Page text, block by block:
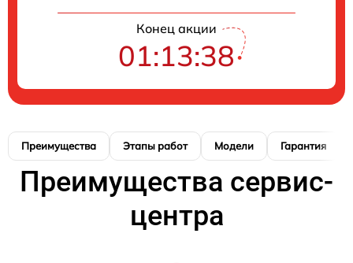
Конец акции
01:13:37
Преимущества Этапы работ Модели Гарантия
Преимущества сервис-
центра